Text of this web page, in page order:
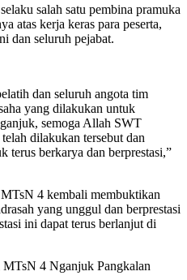
salah satu pembina pramuka
atas kerja keras para peserta,
dan seluruh pejabat.
dan seluruh angota tim
yang dilakukan untuk
semoga Allah SWT
dilakukan tersebut dan
terus berkarya dan berprestasi,”
4 kembali membuktikan
yang unggul dan berprestasi
ini dapat terus berlanjut di
4 Nganjuk Pangkalan